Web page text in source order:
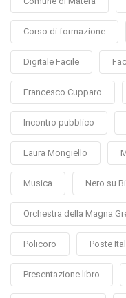
Corso di formazione
Digitale Facile
Francesco Cupparo
Incontro pubblico
Laura Mongiello
Musica Nero su
Orchestra della Magna
Policoro Poste
Presentazione libro